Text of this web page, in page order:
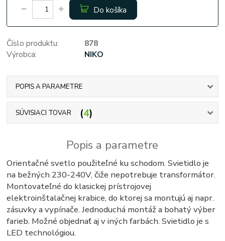
Do košíka
Číslo produktu:
878
Výrobca:
NIKO
POPIS A PARAMETRE
SÚVISIACI TOVAR 4
Popis a parametre
Orientačné svetlo použiteľné ku schodom. Svietidlo je
na bežných 230-240V, čiže nepotrebuje transformátor.
Montovateľné do klasickej prístrojovej
elektroinštalačnej krabice, do ktorej sa montujú aj napr.
zásuvky a vypínače. Jednoduchá montáž a bohatý výber
farieb. Možné objednať aj v iných farbách. Svietidlo je s
LED technológiou.